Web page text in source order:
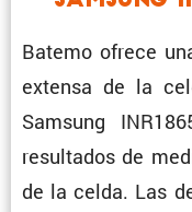
Batemo ofrece
extensa de la
Samsung
resul­tados de
de la celda. Las